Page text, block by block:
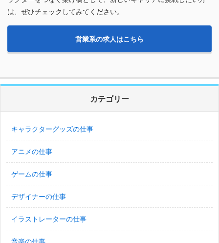
は、ぜひチェックしてみてください。
営業系の求人はこちら
カテゴリー
キャラクターグッズの仕事
アニメの仕事
ゲームの仕事
デザイナーの仕事
イラストレーターの仕事